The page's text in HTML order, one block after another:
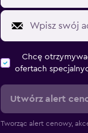
Chcę
ofertach
Utwórz alert
Tworząc alert cenowy,